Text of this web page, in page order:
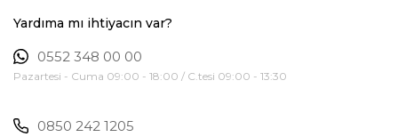
Yardıma mı ihtiyacın var?
0552 348 00 00
Pazartesi - Cuma 09:00 - 18:00 / C.tesi 09:00 - 13:30
0850 242 1205